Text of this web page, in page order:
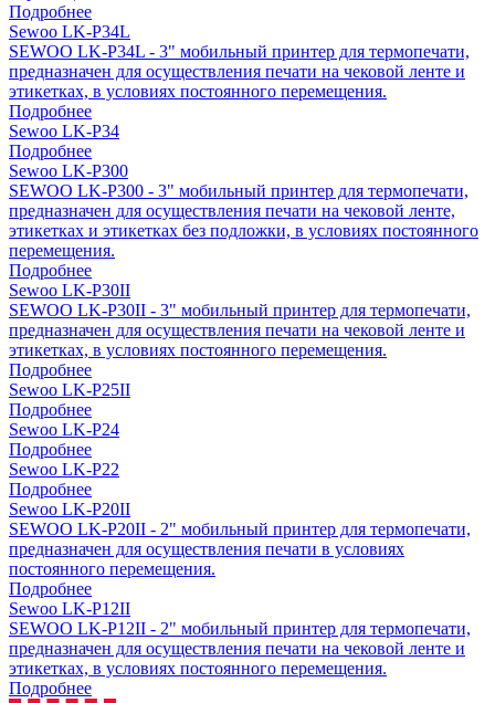
Подробнее
Sewoo LK-P34L
SEWOO LK-P34L - 3" мобильный принтер для термопечати,
предназначен для осуществления печати на чековой ленте и
этикетках, в условиях постоянного перемещения.
Подробнее
Sewoo LK-P34
Подробнее
Sewoo LK-P300
SEWOO LK-P300 - 3" мобильный принтер для термопечати,
предназначен для осуществления печати на чековой ленте,
этикетках и этикетках без подложки, в условиях постоянного
перемещения.
Подробнее
Sewoo LK-P30II
SEWOO LK-P30II - 3" мобильный принтер для термопечати,
предназначен для осуществления печати на чековой ленте и
этикетках, в условиях постоянного перемещения.
Подробнее
Sewoo LK-P25II
Подробнее
Sewoo LK-P24
Подробнее
Sewoo LK-P22
Подробнее
Sewoo LK-P20II
SEWOO LK-P20II - 2" мобильный принтер для термопечати,
предназначен для осуществления печати в условиях
постоянного перемещения.
Подробнее
Sewoo LK-P12II
SEWOO LK-P12II - 2" мобильный принтер для термопечати,
предназначен для осуществления печати на чековой ленте и
этикетках, в условиях постоянного перемещения.
Подробнее